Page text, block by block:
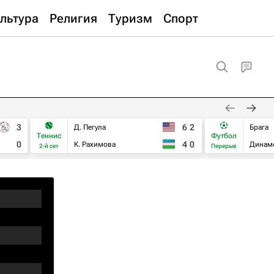
Религия Туризм Спорт
3
0
Теннис
2-й сет
Д. Пегула
К. Рахимова
6 2
4 0
Футбол
Перерыв
Брага